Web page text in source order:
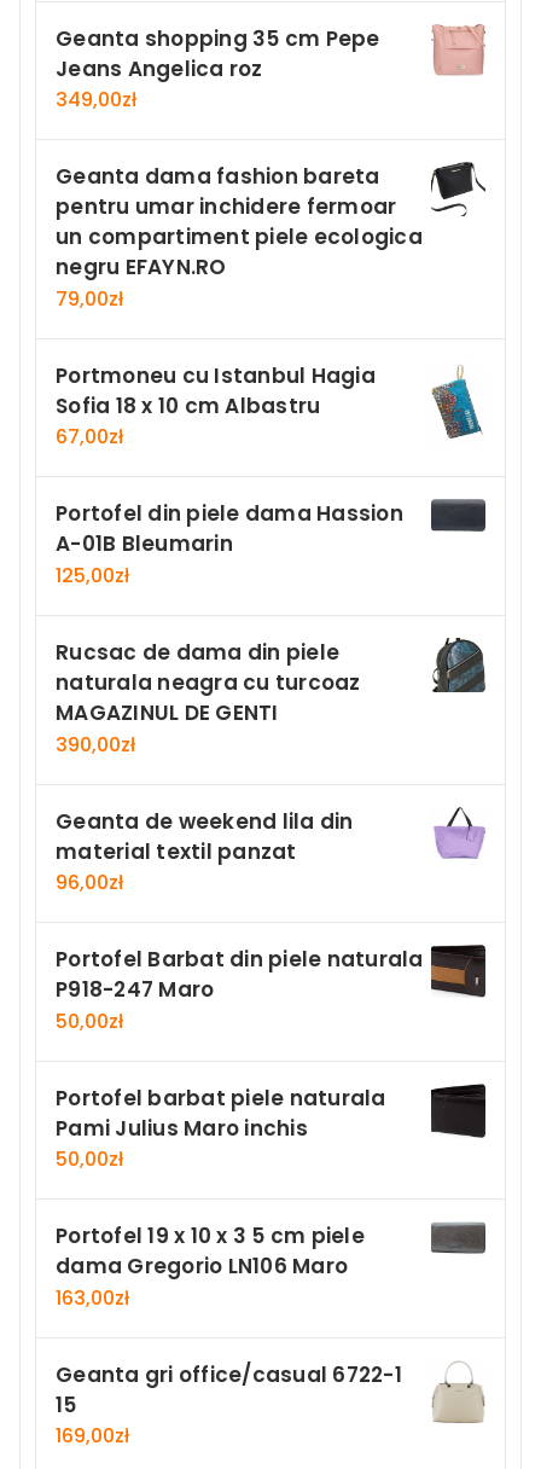
Geanta shopping 35 cm Pepe
Jeans Angelica roz
349,00zł
Geanta dama fashion bareta
pentru umar inchidere fermoar
un compartiment piele ecologica
negru EFAYN.RO
79,00zł
Portmoneu cu Istanbul Hagia
Sofia 18 x 10 cm Albastru
67,00zł
Portofel din piele dama Hassion
A-01B Bleumarin
125,00zł
Rucsac de dama din piele
naturala neagra cu turcoaz
MAGAZINUL DE GENTI
390,00zł
Geanta de weekend lila din
material textil panzat
96,00zł
Portofel Barbat din piele naturala
P918-247 Maro
50,00zł
Portofel barbat piele naturala
Pami Julius Maro inchis
50,00zł
Portofel 19 x 10 x 3 5 cm piele
dama Gregorio LN106 Maro
163,00zł
Geanta gri office/casual 6722-1
15
169,00zł